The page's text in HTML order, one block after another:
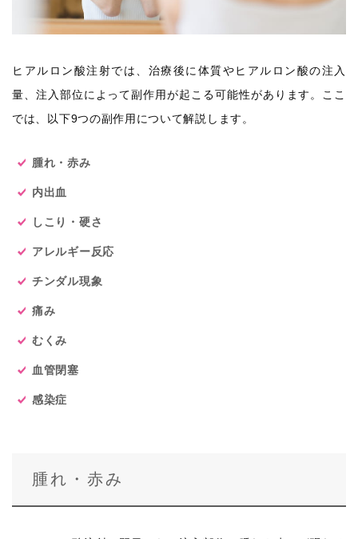
ヒアルロン酸注射では、治療後に体質やヒアルロン酸の注入
量、注入部位によって副作用が起こる可能性があります。ここ
では、以下9つの副作用について解説します。
腫れ・赤み
内出血
しこり・硬さ
アレルギー反応
チンダル現象
痛み
むくみ
血管閉塞
感染症
腫れ・赤み